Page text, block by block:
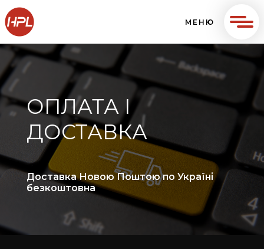
МЕНЮ
ОПЛАТА І
ДОСТАВКА
Доставка Новою Поштою по Україні
безкоштовна